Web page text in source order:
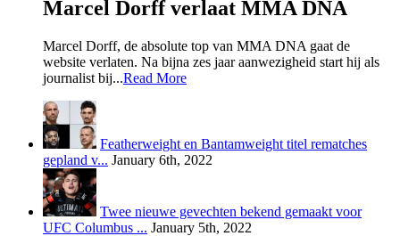
Marcel Dorff verlaat MMA DNA
Marcel Dorff, de absolute top van MMA DNA gaat de
website verlaten. Na bijna zes jaar aanwezigheid start hij als
journalist bij...Read More
Featherweight en Bantamweight titel rematches
gepland v... January 6th, 2022
Twee nieuwe gevechten bekend gemaakt voor
UFC Columbus ... January 5th, 2022